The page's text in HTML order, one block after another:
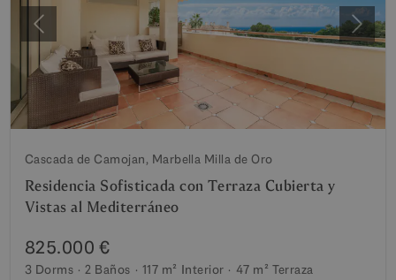
Anterior
Cascada de Camojan, Marbella Milla de Oro
Residencia Sofisticada con Terraza Cubierta y
Vistas al Mediterráneo
825.000 €
3 Dorms 2 Baños 117 m² Interior 47 m² Terraza